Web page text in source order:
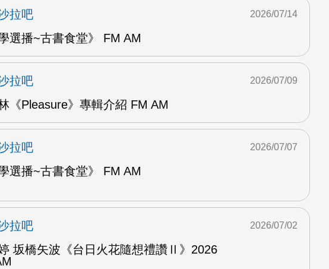
拉吧
學選播~古書食堂》 FM AM
2026/07/14
拉吧
《Pleasure》專輯介紹 FM AM
2026/07/09
拉吧
學選播~古書食堂》 FM AM
2026/07/07
拉吧
坂橋矢波《台日火花隨想禮讚Ⅱ》2026
2026/07/02